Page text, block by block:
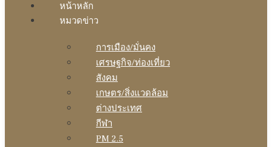
หน้าหลัก
หมวดข่าว
การเมือง/มั่นคง
เศรษฐกิจ/ท่องเที่ยว
สังคม
เกษตร/สิ่งแวดล้อม
ต่างประเทศ
กีฬา
PM 2.5